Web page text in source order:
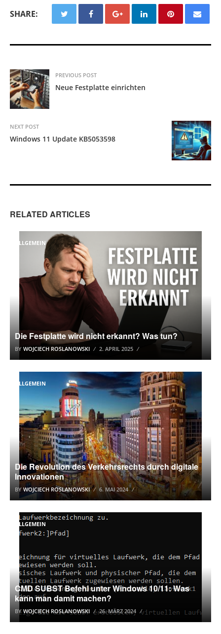
SHARE:
PREVIOUS POST
Neue Festplatte einrichten
NEXT POST
Windows 11 Update KB5053598
RELATED ARTICLES
ALLGEMEIN
Die Festplatte wird nicht erkannt? Was tun?
BY WOJCIECH ROSLANOWSKI 2. APRIL 2025
ALLGEMEIN
Die Revolution des Verkehrsrechts durch digitale
Innovationen
BY WOJCIECH ROSLANOWSKI 6. MAI 2024
ALLGEMEIN
CMD SUBST Befehl unter Windows 10/11: Was
kann man damit machen?
BYWOJCIECH ROSLANOWSKI 26. MÄRZ 2024